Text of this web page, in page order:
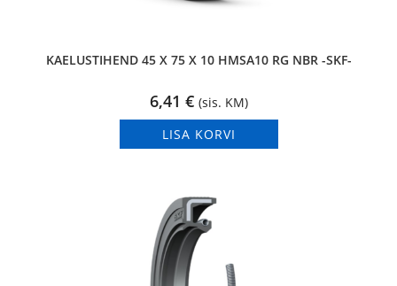
KAELUSTIHEND 45 X 75 X 10 HMSA10 RG NBR -SKF-
6,41 € (sis. KM)
LISA KORVI